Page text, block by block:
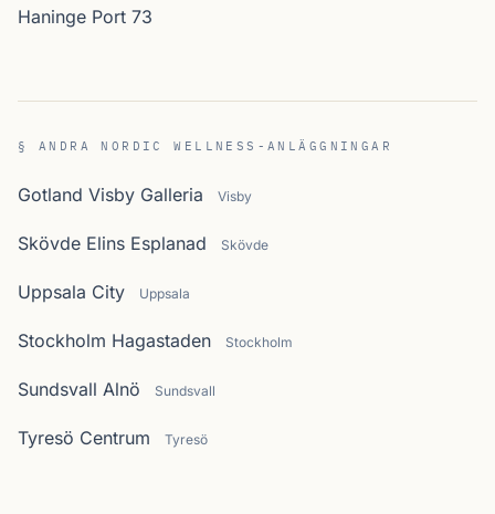
Haninge Port 73
§ ANDRA NORDIC WELLNESS-ANLÄGGNINGAR
Gotland Visby Galleria Visby
Skövde Elins Esplanad Skövde
Uppsala City Uppsala
Stockholm Hagastaden Stockholm
Sundsvall Alnö Sundsvall
Tyresö Centrum Tyresö